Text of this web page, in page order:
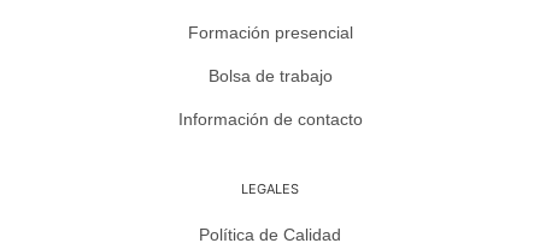
Formación presencial
Bolsa de trabajo
Información de contacto
LEGALES
Política de Calidad